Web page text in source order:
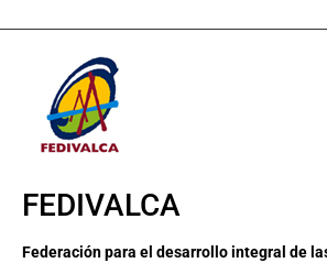
FEDIVALCA
Federación para el desarrollo integral de